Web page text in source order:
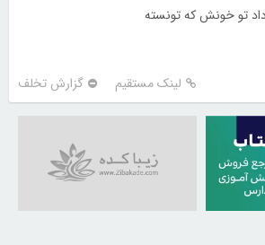
تو خونش که تونسته
لینک مستقیم گزارش تخلف